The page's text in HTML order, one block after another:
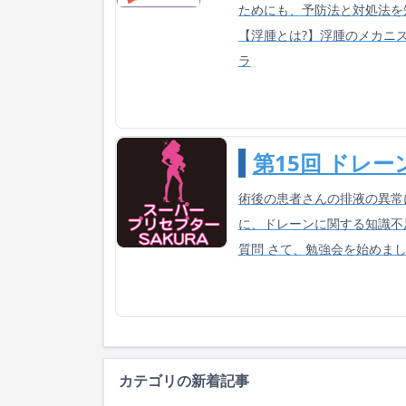
ためにも、予防法と対処法
【浮腫とは?】浮腫のメカ
ラ
第15回 ドレー
術後の患者さんの排液の異
に、ドレーンに関する知識
質問 さて、勉強会を始めま
カテゴリの新着記事